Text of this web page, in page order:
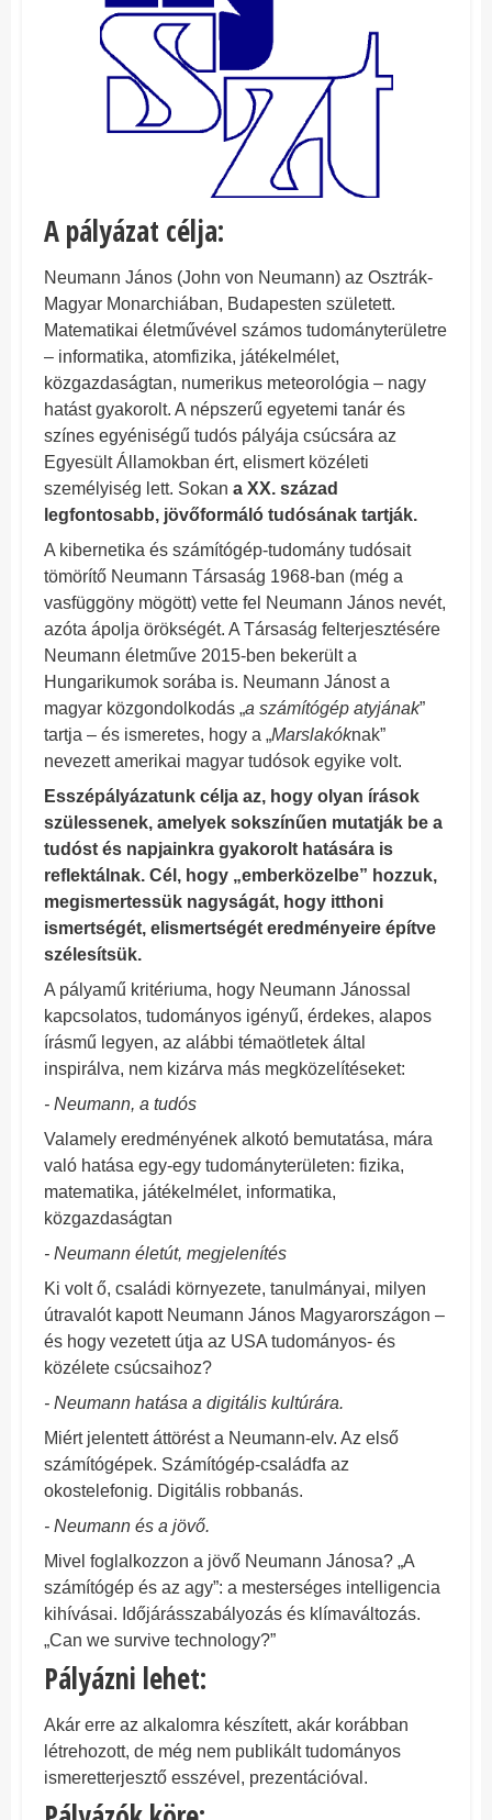
A pályázat célja:
Neumann János (John von Neumann) az Osztrák-
Magyar Monarchiában, Budapesten született.
Matematikai életművével számos tudományterületre
– informatika, atomfizika, játékelmélet,
közgazdaságtan, numerikus meteorológia – nagy
hatást gyakorolt. A népszerű egyetemi tanár és
színes egyéniségű tudós pályája csúcsára az
Egyesült Államokban ért, elismert közéleti
személyiség lett. Sokan a XX. század
legfontosabb, jövőformáló tudósának tartják.
A kibernetika és számítógép-tudomány tudósait
tömörítő Neumann Társaság 1968-ban (még a
vasfüggöny mögött) vette fel Neumann János nevét,
azóta ápolja örökségét. A Társaság felterjesztésére
Neumann életműve 2015-ben bekerült a
Hungarikumok sorába is. Neumann Jánost a
magyar közgondolkodás „a számítógép atyjának”
tartja – és ismeretes, hogy a „Marslakóknak”
nevezett amerikai magyar tudósok egyike volt.
Esszépályázatunk célja az, hogy olyan írások
szülessenek, amelyek sokszínűen mutatják be a
tudóst és napjainkra gyakorolt hatására is
reflektálnak. Cél, hogy „emberközelbe” hozzuk,
megismertessük nagyságát, hogy itthoni
ismertségét, elismertségét eredményeire építve
szélesítsük.
A pályamű kritériuma, hogy Neumann Jánossal
kapcsolatos, tudományos igényű, érdekes, alapos
írásmű legyen, az alábbi témaötletek által
inspirálva, nem kizárva más megközelítéseket:
- Neumann, a tudós
Valamely eredményének alkotó bemutatása, mára
való hatása egy-egy tudományterületen: fizika,
matematika, játékelmélet, informatika,
közgazdaságtan
- Neumann életút, megjelenítés
Ki volt ő, családi környezete, tanulmányai, milyen
útravalót kapott Neumann János Magyarországon –
és hogy vezetett útja az USA tudományos- és
közélete csúcsaihoz?
- Neumann hatása a digitális kultúrára.
Miért jelentett áttörést a Neumann-elv. Az első
számítógépek. Számítógép-családfa az
okostelefonig. Digitális robbanás.
- Neumann és a jövő.
Mivel foglalkozzon a jövő Neumann Jánosa? „A
számítógép és az agy”: a mesterséges intelligencia
kihívásai. Időjárásszabályozás és klímaváltozás.
„Can we survive technology?”
Pályázni lehet:
Akár erre az alkalomra készített, akár korábban
létrehozott, de még nem publikált tudományos
ismeretterjesztő esszével, prezentációval.